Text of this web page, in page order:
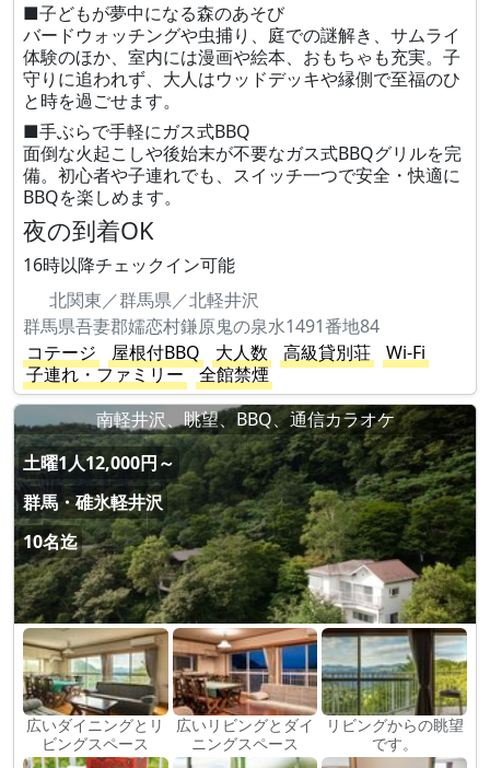
■子どもが夢中になる森のあそび
バードウォッチングや虫捕り、庭での謎解き、サムライ
体験のほか、室内には漫画や絵本、おもちゃも充実。子
守りに追われず、大人はウッドデッキや縁側で至福のひ
と時を過ごせます。
■手ぶらで手軽にガス式BBQ
面倒な火起こしや後始末が不要なガス式BBQグリルを完
備。初心者や子連れでも、スイッチ一つで安全・快適に
BBQを楽しめます。
夜の到着OK
16時以降チェックイン可能
北関東／群馬県／北軽井沢
群馬県吾妻郡嬬恋村鎌原鬼の泉水1491番地84
コテージ
屋根付BBQ 大人数 高級貸別荘
Wi-Fi
子連れ・ファミリー
全館禁煙
南軽井沢、眺望、BBQ、通信カラオケ
土曜1人12,000円～
群馬・碓氷軽井沢
10名迄
広いダイニングとリ
ビングスペース
広いリビングとダイ
ニングスペース
リビングからの眺望
です。